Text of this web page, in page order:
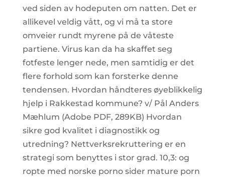
ved siden av hodeputen om natten. Det er
allikevel veldig vått, og vi må ta store
omveier rundt myrene på de våteste
partiene. Virus kan da ha skaffet seg
fotfeste lenger nede, men samtidig er det
flere forhold som kan forsterke denne
tendensen. Hvordan håndteres øyeblikkelig
hjelp i Rakkestad kommune? v/ Pål Anders
Mæhlum (Adobe PDF, 289KB) Hvordan
sikre god kvalitet i diagnostikk og
utredning? Nettverksrekruttering er en
strategi som benyttes i stor grad. 10,3: og
ropte med norske porno sider mature porn